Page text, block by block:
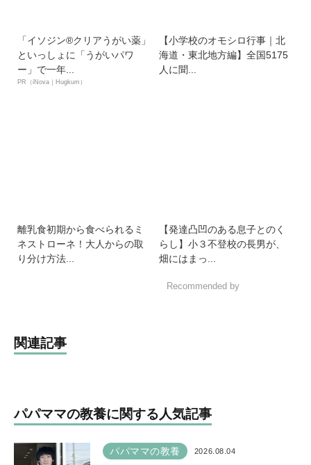
「イソジン®クリアうがい薬」
といっしょに「うがいパワ
ー」で一年...
PR（iNova｜Hugkum）
【小学校のオモシロ行事｜北
海道・東北地方編】全国5175
人に聞...
離乳食初期から食べられるミ
ネストローネ！大人からの取
り分け方法...
【発達凸凹のある息子とのく
らし】小３不登校の長男が、
畑にはまっ...
Recommended by
関連記事
パパママの教養に関する人気記事
パパママの教養 2026.08.04